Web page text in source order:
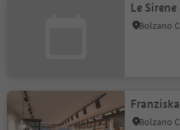
Le